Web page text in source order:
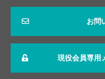
お問
現役会員専用